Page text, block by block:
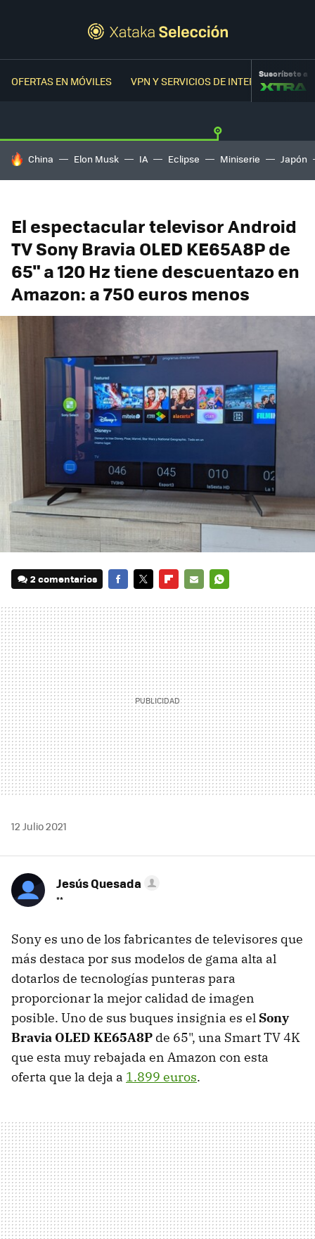
OFERTAS EN MÓVILES VPN Y SERVICIOS DE INTERNETSuscríbete a
HOY SE HABLA DE
China Elon Musk IA Eclipse Miniserie Japón
El espectacular televisor Android
TV Sony Bravia OLED KE65A8P de
65" a 120 Hz tiene descuentazo en
Amazon: a 750 euros menos
2 comentarios
MAIL
12 Julio 2021
Jesús Quesada
**
Sony es uno de los fabricantes de televisores que
más destaca por sus modelos de gama alta al
dotarlos de tecnologías punteras para
proporcionar la mejor calidad de imagen
posible. Uno de sus buques insignia es el Sony
Bravia OLED KE65A8P de 65", una Smart TV 4K
que esta muy rebajada en Amazon con esta
oferta que la deja a 1.899 euros.